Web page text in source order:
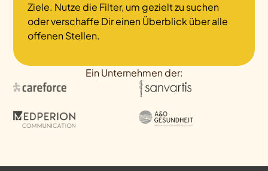
Ziele. Nutze die Filter, um gezielt zu suchen
oder verschaffe Dir einen Überblick über alle
offenen Stellen.
Ein Unternehmen der: